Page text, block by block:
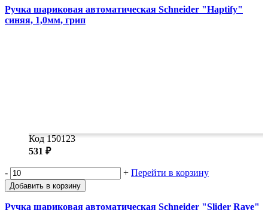
Ручка шариковая автоматическая Schneider "Haptify"
синяя, 1,0мм, грип
Код 150123
531 ₽
- + Перейти в корзину
Добавить в корзину
Ручка шариковая автоматическая Schneider "Slider Rave"